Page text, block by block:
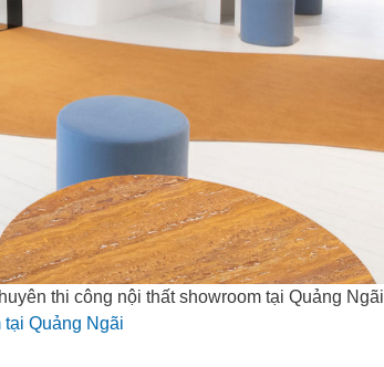
thi công nội thất showroom tại Quảng Ngãi
tại Quảng Ngãi